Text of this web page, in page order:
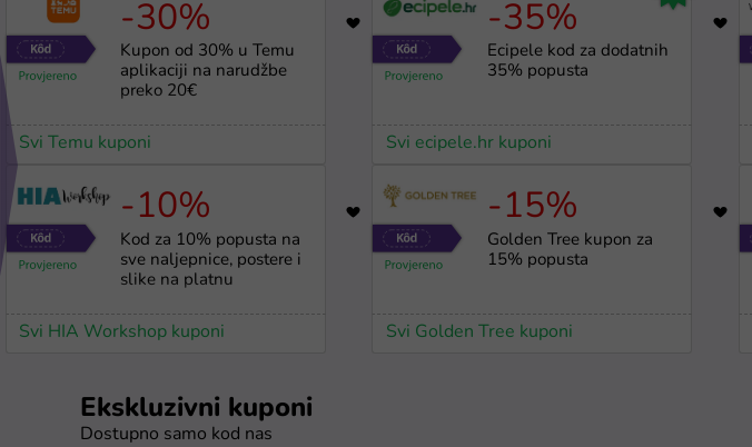
-30% 64566
Kupon od 30% u Temu
aplikaciji na narudžbe
preko 20€
Svi Temu kuponi
-10% 3681
Kod za 10% popusta na
sve naljepnice, postere i
slike na platnu
Svi HIA Workshop kuponi
-35%
Ecipele kod za dodatnih
35% popusta
Svi ecipele.hr kuponi
-15%
Golden Tree kupon za
15% popusta
Svi Golden Tree kuponi
Ekskluzivni kuponi
Dostupno samo kod nas